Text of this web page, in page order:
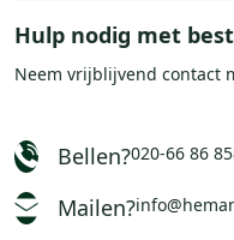
Hulp nodig met
Neem vrijblijvend contact
Bellen?020-66 86
Mailen?